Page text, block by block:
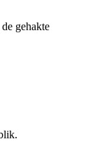
gehakte